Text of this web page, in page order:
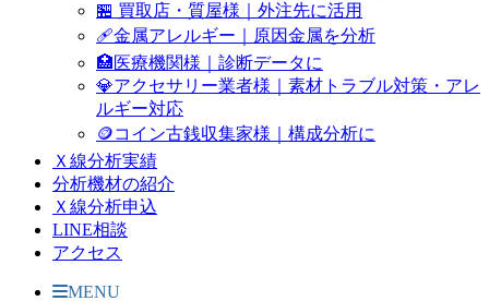
🏪 買取店・質屋様｜外注先に活用
🩹金属アレルギー｜原因金属を分析
🏥医療機関様｜診断データに
💎アクセサリー業者様｜素材トラブル対策・アレ
ルギー対応
🪙コイン古銭収集家様｜構成分析に
Ｘ線分析実績
分析機材の紹介
Ｘ線分析申込
LINE相談
アクセス
MENU